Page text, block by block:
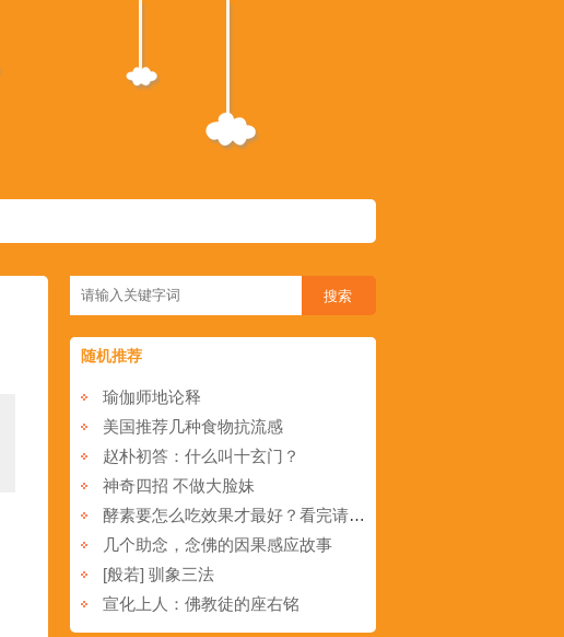
随机推荐
瑜伽师地论释
美国推荐几种食物抗流感
赵朴初答：什么叫十玄门？
神奇四招 不做大脸妹
酵素要怎么吃效果才最好？看完请告诉更多的人！
几个助念，念佛的因果感应故事
[般若] 驯象三法
宣化上人：佛教徒的座右铭